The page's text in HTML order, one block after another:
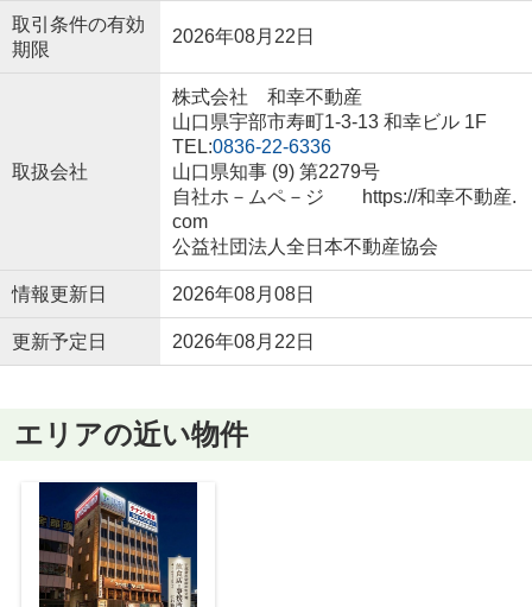
取引条件の有効
期限
2026年08月22日
取扱会社
株式会社 和幸不動産
山口県宇部市寿町1-3-13 和幸ビル 1F
TEL:0836-22-6336
山口県知事 (9) 第2279号
自社ホ－ムペ－ジ https://和幸不動産.
com
公益社団法人全日本不動産協会
情報更新日 2026年08月08日
更新予定日 2026年08月22日
エリアの近い物件